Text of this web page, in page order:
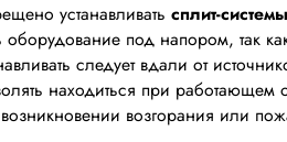
устанавливать сплит-
под напором, так
следует вдали от
находиться при работающем
возгорания или